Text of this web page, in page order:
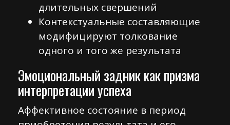
длительных свершений
Контекстуальные составляющие
модифицируют толкование
одного и того же результата
Эмоциональный задник как призма
интерпретации успеха
Аффективное состояние в период